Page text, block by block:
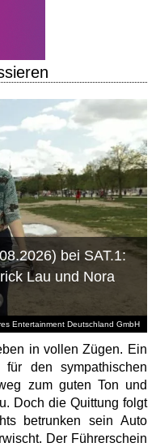
Entertainment Deutschland GmbH
bei SAT.1:
Lau und Nora
in vollen Zügen. Ein
den sympathischen
zum guten Ton und
Doch die Quittung folgt
betrunken sein Auto
Der Führerschein